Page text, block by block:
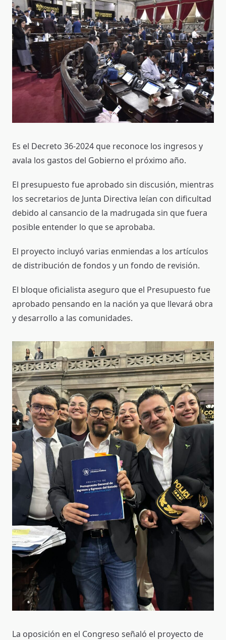
Es el Decreto 36-2024 que reconoce los ingresos y
avala los gastos del Gobierno el próximo año.
El presupuesto fue aprobado sin discusión, mientras
los secretarios de Junta Directiva leían con dificultad
debido al cansancio de la madrugada sin que fuera
posible entender lo que se aprobaba.
El proyecto incluyó varias enmiendas a los artículos
de distribución de fondos y un fondo de revisión.
El bloque oficialista aseguro que el Presupuesto fue
aprobado pensando en la nación ya que llevará obra
y desarrollo a las comunidades.
La oposición en el Congreso señaló el proyecto de